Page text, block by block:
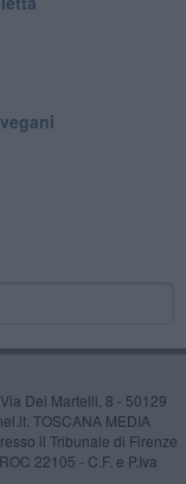
Dei Martelli, 8 - 50129
TOSCANA MEDIA
il Tribunale di Firenze
22105 - C.F. e P.Iva